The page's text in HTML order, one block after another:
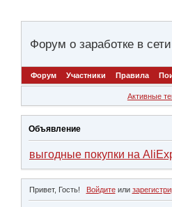
Форум о заработке в
Форум Участники Правила
Активные
Объявление
выгодные покупки на
Привет, Гость! Войдитеили